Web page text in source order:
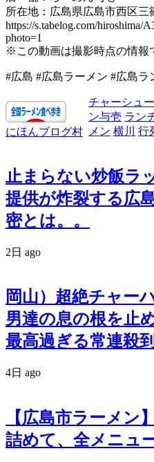
所在地：広島県広島市西区三
https://s.tabelog.com/hiroshima/
photo=1
※この動画は撮影時点の情報
#広島 #広島ラーメン #広島ラ
にほんブログ村
チャーシュー
ン与壱 ラン
メン 横川 行
止まらない炒飯ラ
提供が炸裂する広
密とは。。
2日 ago
岡山）超絶チャー
男達の息の根を止
最高過ぎる常連殺
4日 ago
【広島市ラーメン
詰めて、全メニュ